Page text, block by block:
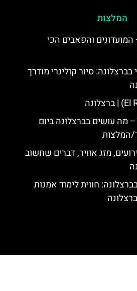
המלצות
המועדונים והפאבים הכי
בברצלונה: סיור קולינרי מודרך
מה עושים בברצלונה ביום
המלצות
מזג אוויר, דברים שחשוב
חווית לימוד אמנות